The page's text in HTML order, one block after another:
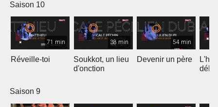
Saison 10
71 min
Réveille-toi
38 min
Soukkot, un lieu
d'onction
54 min
Devenir un père
Saison 9